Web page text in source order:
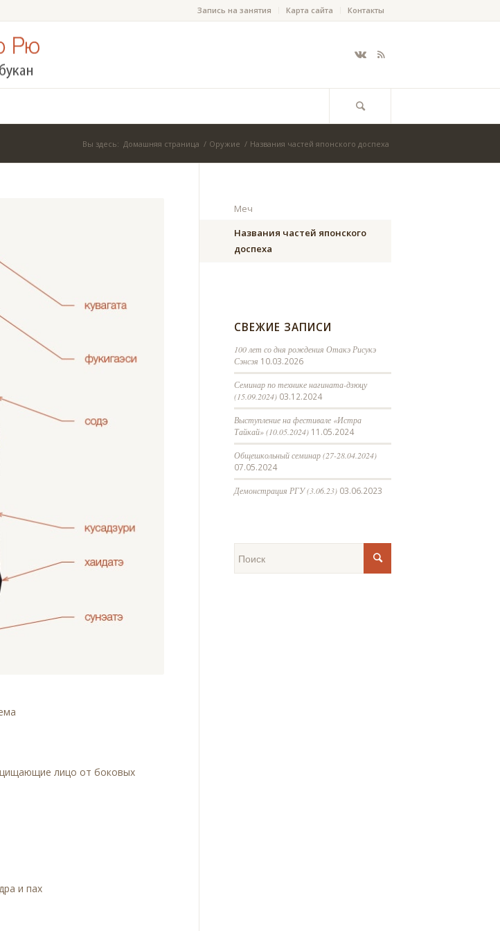
Запись на занятия Карта сайта Контакты
Вы здесь: Домашняя страница / Оружие / Названия частей японского доспеха
лицо от боковых
и пах
Меч
Названия частей японского
доспеха
СВЕЖИЕ ЗАПИСИ
100 лет со дня рождения Отакэ Рисукэ
Сэнсэя 10.03.2026
Семинар по технике нагината-дзюцу
(15.09.2024) 03.12.2024
Выступление на фестивале «Истра
Тайкай» (10.05.2024) 11.05.2024
Общешкольный семинар (27-28.04.2024)
07.05.2024
Демонстрация РГУ (3.06.23) 03.06.2023